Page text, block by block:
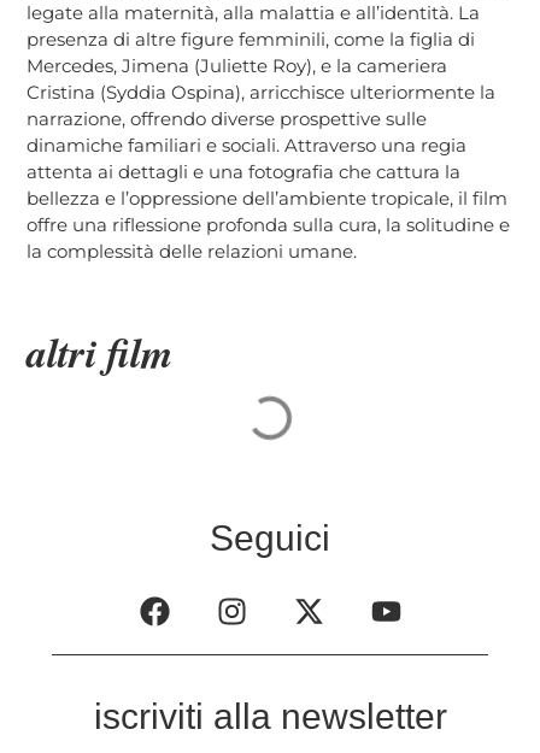
legate alla maternità, alla malattia e all’identità. La
presenza di altre figure femminili, come la figlia di
Mercedes, Jimena (Juliette Roy), e la cameriera
Cristina (Syddia Ospina), arricchisce ulteriormente la
narrazione, offrendo diverse prospettive sulle
dinamiche familiari e sociali. Attraverso una regia
attenta ai dettagli e una fotografia che cattura la
bellezza e l’oppressione dell’ambiente tropicale, il film
offre una riflessione profonda sulla cura, la solitudine e
la complessità delle relazioni umane.
altri film
Seguici
iscriviti alla newsletter